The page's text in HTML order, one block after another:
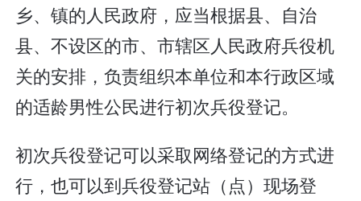
乡、镇的人民政府，应当根据县、自治
县、不设区的市、市辖区人民政府兵役机
关的安排，负责组织本单位和本行政区域
的适龄男性公民进行初次兵役登记。
初次兵役登记可以采取网络登记的方式进
行，也可以到兵役登记站（点）现场登